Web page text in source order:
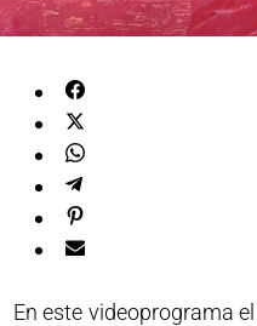
En este videoprograma